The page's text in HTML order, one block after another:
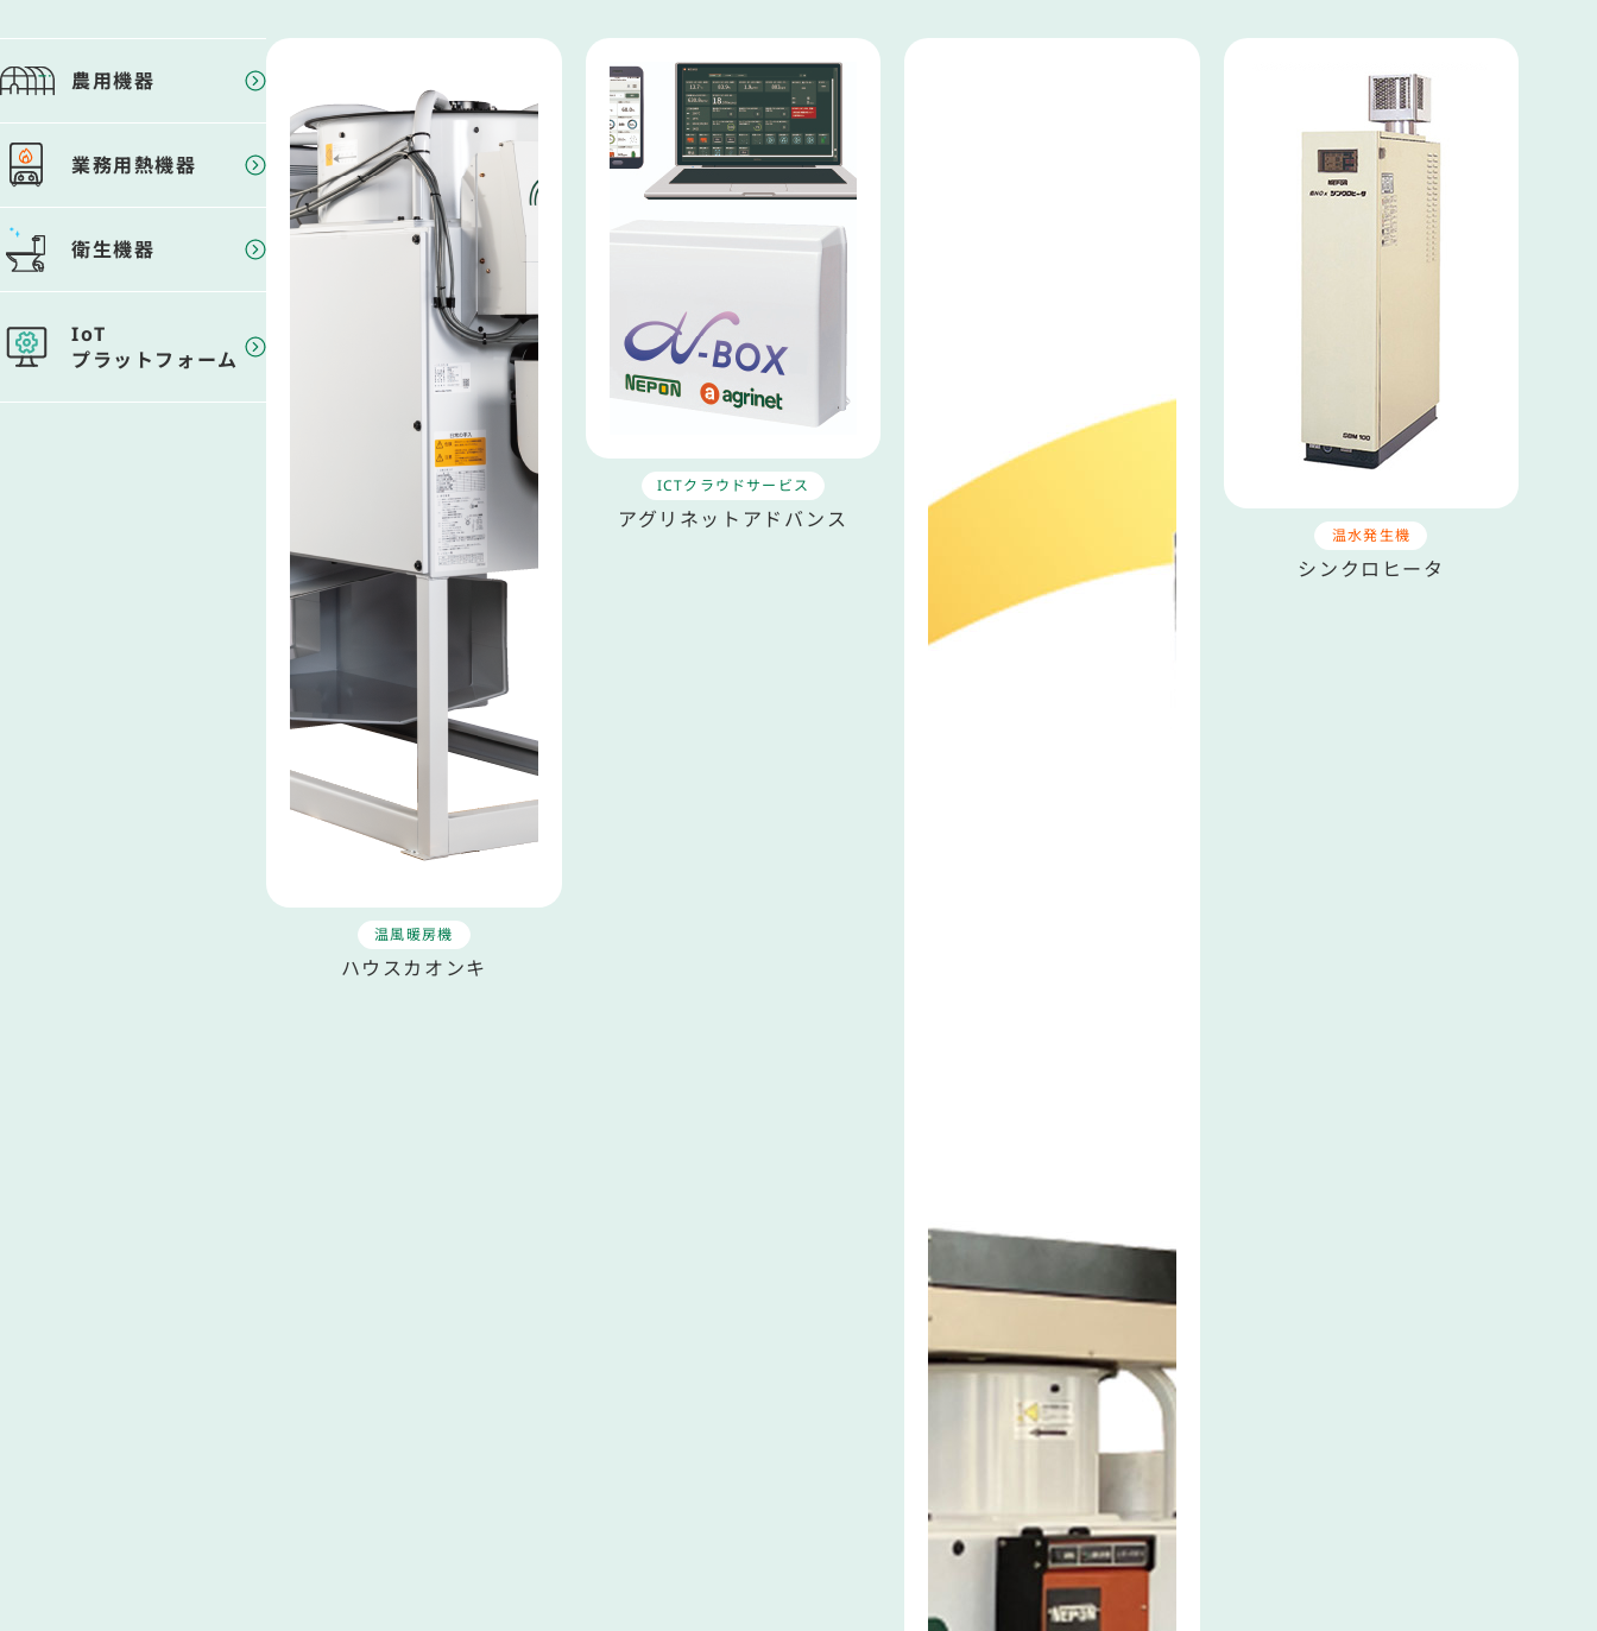
農用機器
業務用熱機器
衛生機器
IoT
プラットフォーム
温風暖房機
ハウスカオンキ
ICTクラウドサービス
アグリネットアドバンス
温水発生機
シンクロヒータ